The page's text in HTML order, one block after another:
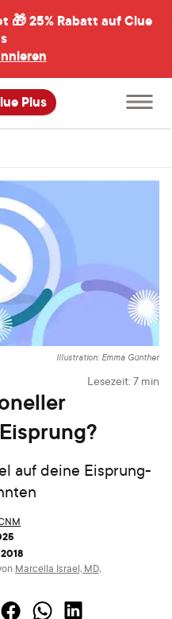
🎁25% Rabatt auf Clue
Plus
öffnen
Illustration: Emma Günther
Lesezeit: 7 min
auf deine Eisprung-
Marcella Israel, MD,